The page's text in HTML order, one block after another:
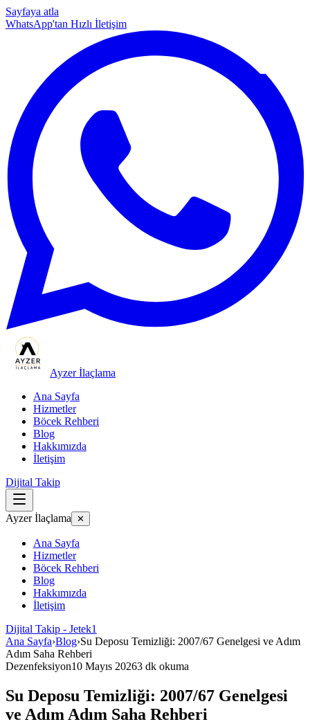
Sayfaya atla
WhatsApp'tan Hızlı İletişim
Ayzer İlaçlama
Ana Sayfa
Hizmetler
Böcek Rehberi
Blog
Hakkımızda
İletişim
Dijital Takip
Ayzer İlaçlama ✕
Ana Sayfa
Hizmetler
Böcek Rehberi
Blog
Hakkımızda
İletişim
Dijital Takip - Jetek1
Ana Sayfa›Blog›Su Deposu Temizliği: 2007/67 Genelgesi ve Adım
Adım Saha Rehberi
Dezenfeksiyon10 Mayıs 20263 dk okuma
Su Deposu Temizliği: 2007/67 Genelgesi
ve Adım Adım Saha Rehberi